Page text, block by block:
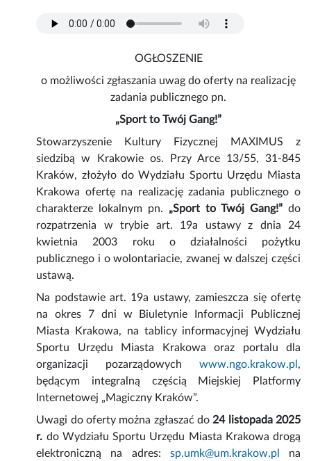
OGŁOSZENIE
o możliwości zgłaszania uwag do oferty na realizację
zadania publicznego pn.
„Sport to Twój Gang!”
Stowarzyszenie Kultury Fizycznej MAXIMUS z
siedzibą w Krakowie os. Przy Arce 13/55, 31-845
Kraków, złożyło do Wydziału Sportu Urzędu Miasta
Krakowa ofertę na realizację zadania publicznego o
charakterze lokalnym pn. „Sport to Twój Gang!” do
rozpatrzenia w trybie art. 19a ustawy z dnia 24
kwietnia 2003 roku o działalności pożytku
publicznego i o wolontariacie, zwanej w dalszej części
ustawą.
Na podstawie art. 19a ustawy, zamieszcza się ofertę
na okres 7 dni w Biuletynie Informacji Publicznej
Miasta Krakowa, na tablicy informacyjnej Wydziału
Sportu Urzędu Miasta Krakowa oraz portalu dla
organizacji pozarządowych www.ngo.krakow.pl ,
będącym integralną częścią Miejskiej Platformy
Internetowej „Magiczny Kraków”.
Uwagi do oferty można zgłaszać do 24 listopada2025
r. do Wydziału Sportu Urzędu Miasta Krakowa drogą
elektroniczną na adres: sp.umk@um.krakow.pl
na